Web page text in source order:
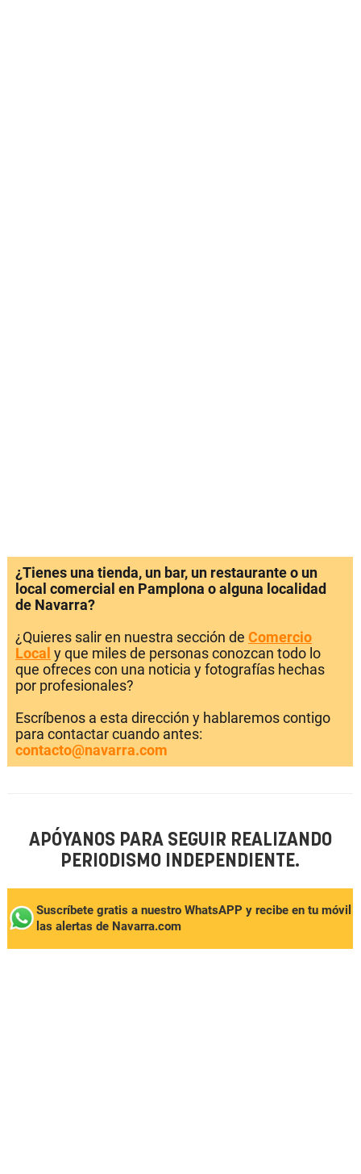
¿Tienes una tienda, un bar, un restaurante o un
local comercial en Pamplona o alguna localidad
de Navarra?
¿Quieres salir en nuestra sección de Comercio
Local y que miles de personas conozcan todo lo
que ofreces con una noticia y fotografías hechas
por profesionales?
Escríbenos a esta dirección y hablaremos contigo
para contactar cuando antes:
contacto@navarra.com
APÓYANOS PARA SEGUIR REALIZANDO
PERIODISMO INDEPENDIENTE.
Suscríbete gratis a nuestro WhatsAPP y recibe en tu móvil
las alertas de Navarra.com